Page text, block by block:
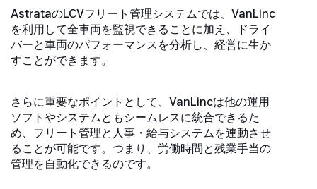
AstrataのLCVフリート管理システムでは、VanLinc
を利用して全車両を監視できることに加え、ドライ
バーと車両のパフォーマンスを分析し、経営に生か
すことができます。
さらに重要なポイントとして、VanLincは他の運用
ソフトやシステムともシームレスに統合できるた
め、フリート管理と人事・給与システムを連動させ
ることが可能です。つまり、労働時間と残業手当の
管理を自動化できるのです。